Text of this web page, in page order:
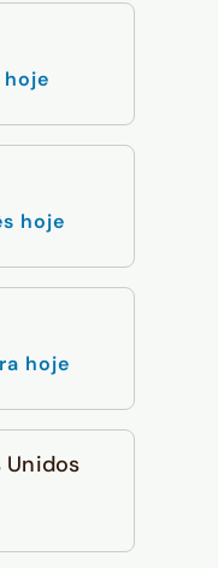
hoje
hoje
hoje
Unidos